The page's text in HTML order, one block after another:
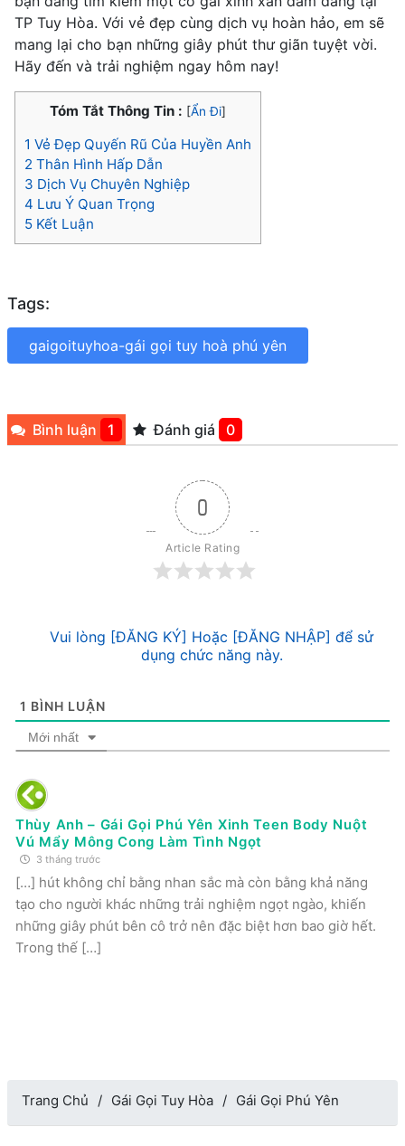
TP Tuy Hòa. Với vẻ đẹp cùng dịch vụ hoàn hảo, em sẽ
mang lại cho bạn những giây phút thư giãn tuyệt vời.
Hãy đến và trải nghiệm ngay hôm nay!
Tóm Tắt Thông Tin : [Ẩn Đi]
1 Vẻ Đẹp Quyến Rũ Của Huyền Anh
2 Thân Hình Hấp Dẫn
3 Dịch Vụ Chuyên Nghiệp
4 Lưu Ý Quan Trọng
5 Kết Luận
Tags:
gaigoituyhoa-gái gọi tuy hoà phú yên
Bình luận 1 Đánh giá 0
0
Article Rating
Vui lòng [ĐĂNG KÝ] Hoặc [ĐĂNG NHẬP] để sử
dụng chức năng này.
1 BÌNH LUẬN
Mới nhất
Thùy Anh – Gái Gọi Phú Yên Xinh Teen Body Nuột
Vú Mẩy Mông Cong Làm Tình Ngọt
3 tháng trước
[…] hút không chỉ bằng nhan sắc mà còn bằng khả năng
tạo cho người khác những trải nghiệm ngọt ngào, khiến
những giây phút bên cô trở nên đặc biệt hơn bao giờ hết.
Trong thế […]
Trang Chủ Gái Gọi Tuy Hòa Gái Gọi Phú Yên